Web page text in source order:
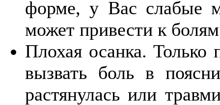
форме, у Вас слабые
может привести к
Плохая осанка. Только
вызвать боль в
растянулась или